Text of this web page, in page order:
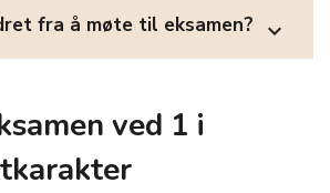
fra å møte til eksamen? expand_more
ved 1 i